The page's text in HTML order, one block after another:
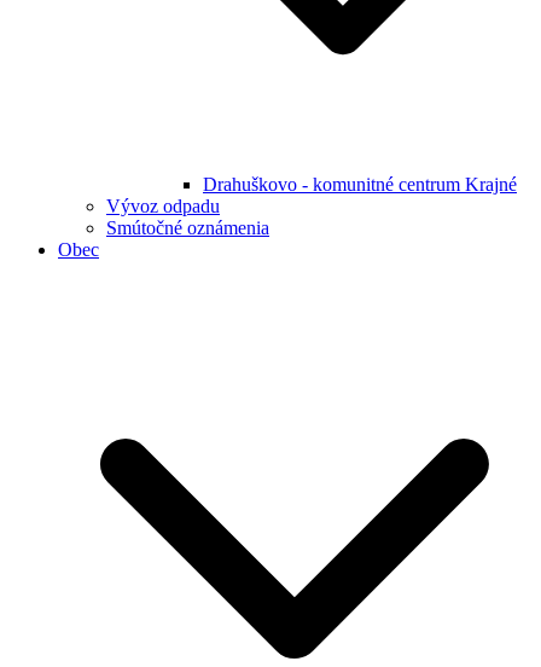
Drahuškovo - komunitné centrum Krajné
Vývoz odpadu
Smútočné oznámenia
Obec